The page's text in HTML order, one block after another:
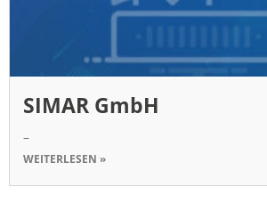
SIMAR GmbH
–
WEITERLESEN »